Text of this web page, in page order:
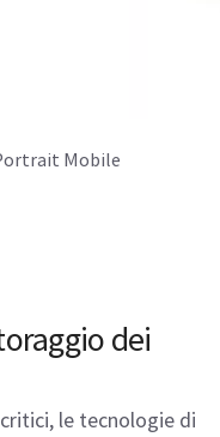
Mobile
dei
le tecnologie di